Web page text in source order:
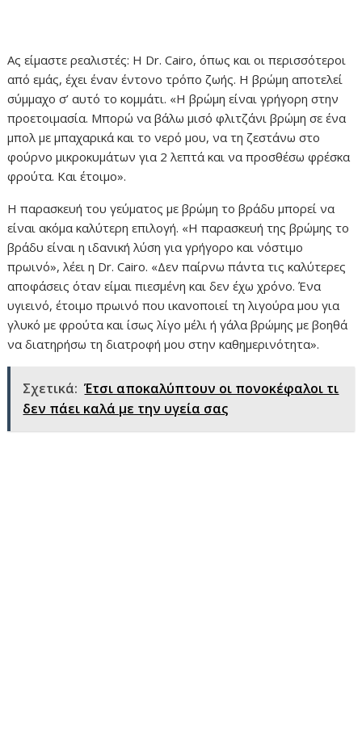
Ας είμαστε ρεαλιστές: Η Dr. Cairo, όπως και οι περισσότεροι
από εμάς, έχει έναν έντονο τρόπο ζωής. Η βρώμη αποτελεί
σύμμαχο σ’ αυτό το κομμάτι. «Η βρώμη είναι γρήγορη στην
προετοιμασία. Μπορώ να βάλω μισό φλιτζάνι βρώμη σε ένα
μπολ με μπαχαρικά και το νερό μου, να τη ζεστάνω στο
φούρνο μικροκυμάτων για 2 λεπτά και να προσθέσω φρέσκα
φρούτα. Και έτοιμο».
Η παρασκευή του γεύματος με βρώμη το βράδυ μπορεί να
είναι ακόμα καλύτερη επιλογή. «Η παρασκευή της βρώμης το
βράδυ είναι η ιδανική λύση για γρήγορο και νόστιμο
πρωινό», λέει η Dr. Cairo. «Δεν παίρνω πάντα τις καλύτερες
αποφάσεις όταν είμαι πιεσμένη και δεν έχω χρόνο. Ένα
υγιεινό, έτοιμο πρωινό που ικανοποιεί τη λιγούρα μου για
γλυκό με φρούτα και ίσως λίγο μέλι ή γάλα βρώμης με βοηθά
να διατηρήσω τη διατροφή μου στην καθημερινότητα».
Σχετικά: Έτσι αποκαλύπτουν οι πονοκέφαλοι τι
δεν πάει καλά με την υγεία σας